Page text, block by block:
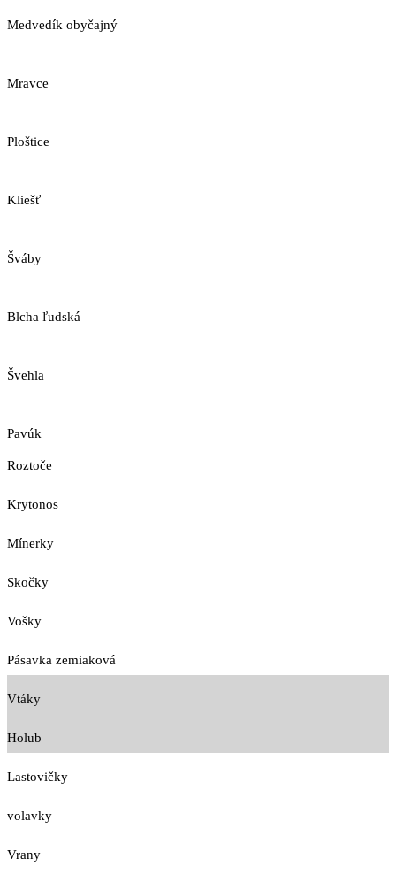
Medvedík obyčajný
Mravce
Ploštice
Kliešť
Šváby
Blcha ľudská
Švehla
Pavúk
Roztoče
Krytonos
Mínerky
Skočky
Vošky
Pásavka zemiaková
Vtáky
Holub
Lastovičky
volavky
Vrany